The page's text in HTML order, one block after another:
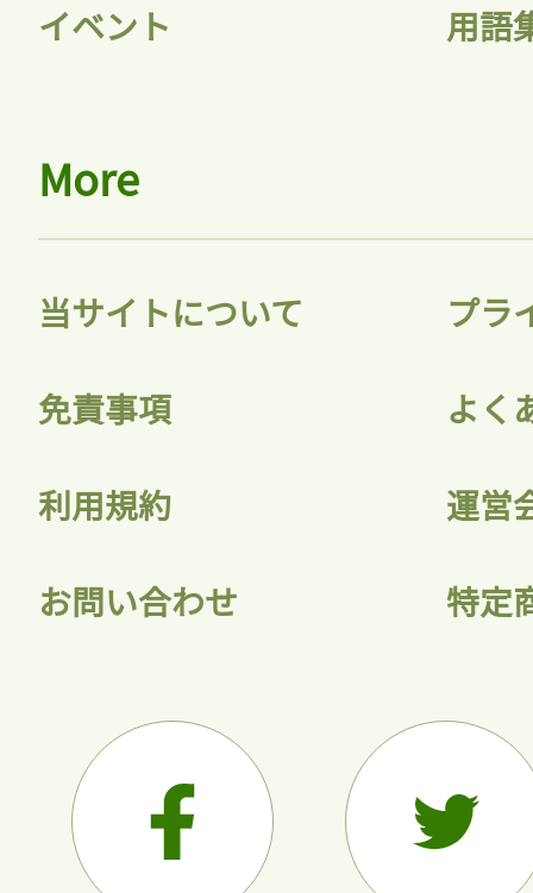
イベント 用語
More
当サイトについて プラ
免責事項 よく
利用規約 運営
お問い合わせ 特定